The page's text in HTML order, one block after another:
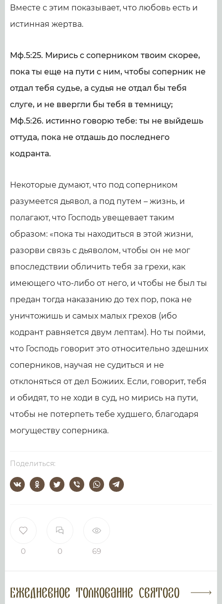
0 0 69
Вместе с этим показывает, что любовь есть и
истинная жертва.
Мф.5:25. Мирись с соперником твоим скорее,
пока ты еще на пути с ним, чтобы соперник не
отдал тебя судье, а судья не отдал бы тебя
слуге, и не ввергли бы тебя в темницу;
Мф.5:26. истинно говорю тебе: ты не выйдешь
оттуда, пока не отдашь до последнего
кодранта.
Некоторые думают, что под соперником
разумеется дьявол, а под путем – жизнь, и
полагают, что Господь увещевает таким
образом: «пока ты находиться в этой жизни,
разорви связь с дьяволом, чтобы он не мог
впоследствии обличить тебя за грехи, как
имеющего что-либо от него, и чтобы не был ты
предан тогда наказанию до тех пор, пока не
уничтожишь и самых малых грехов (ибо
кодрант равняется двум лептам). Но ты пойми,
что Господь говорит это относительно здешних
соперников, научая не судиться и не
отклоняться от дел Божиих. Если, говорит, тебя
и обидят, то не ходи в суд, но мирись на пути,
чтобы не потерпеть тебе худшего, благодаря
могуществу соперника.
Поделиться:
Ежедневное толкование Святого